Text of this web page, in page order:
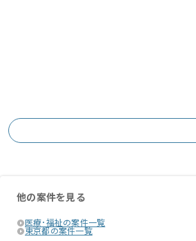
他の案件を見る
医療･福祉の案件一覧
東京都の案件一覧